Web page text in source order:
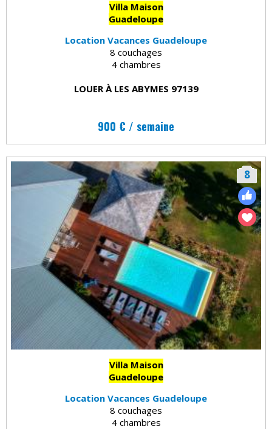
Villa Maison
Guadeloupe
Location Vacances Guadeloupe
8 couchages
4 chambres
LOUER À LES ABYMES 97139
900 € / semaine
8
Villa Maison
Guadeloupe
Location Vacances Guadeloupe
8 couchages
4 chambres